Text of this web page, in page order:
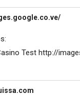
Test http://